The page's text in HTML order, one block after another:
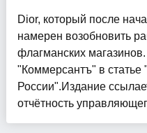
Dior, который после
намерен возобновить
флагманских
"Коммерсантъ" в статье
России".Издание
отчётность